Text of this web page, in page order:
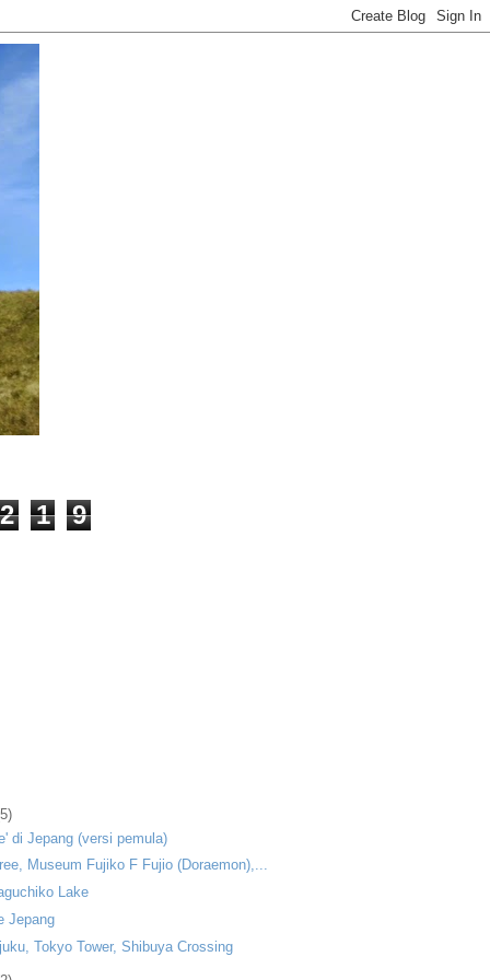
2 1 9
di Jepang (versi pemula)
Museum Fujiko F Fujio (Doraemon),...
Lake
Jepang
Tokyo Tower, Shibuya Crossing